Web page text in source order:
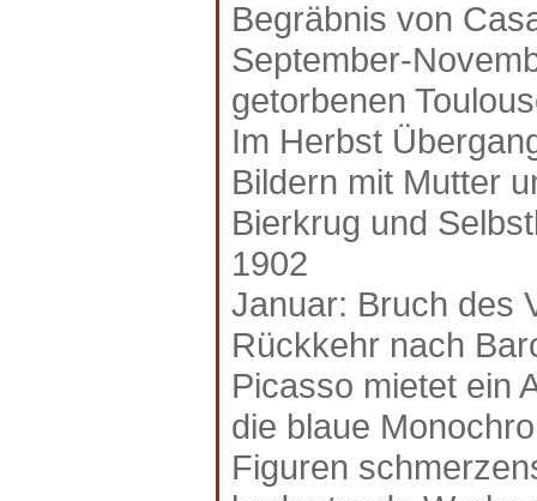
Begräbnis von
September-
getorbenen
Im Herbst
Bildern mit Mutter
Bierkrug und
1902
Januar: Bruch des
Rückkehr nach
Picasso mietet ein
die blaue
Figuren